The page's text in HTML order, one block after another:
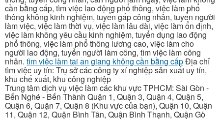
cần bằng cấp, tìm việc lao động phổ thông, việc làm phổ
thông không kinh nghiệm, tuyển gấp công nhân, tuyển người
làm việc, việc làm thời vụ, việc làm lâu dài, việc làm ổn định,
việc làm không yêu cầu kinh nghiệm, tuyển dụng lao động
phổ thông, việc làm phổ thông lương cao, việc làm cho
người lao động, tuyển người làm công, tìm việc làm công
nhân. tìm việc làm tại an giang không cần bằng cấpĐịa chỉ
tìm việc uy tín: Trụ sở các công ty xí nghiệp sản xuất uy tín,
khu chế xuất, khu công nghiệp
Trung tâm dịch vụ việc làm các khu vực TPHCM: Sài Gòn -
Bến Nghé - Bến Thành Quận 1, Quận 3, Quận 4, Quận 5,
Quận 6, Quận 7, Quận 8 (Khu vực của bạn), Quận 10, Quận
11, Quận 12, Quận Bình Tân, Quận Bình Thạnh, Quận Gò